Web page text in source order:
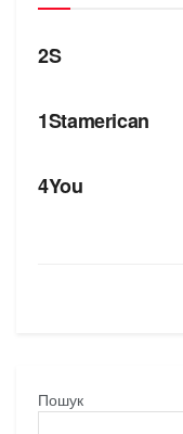
БРЕНДИ
2S
1Stamerican
4You
Пошук